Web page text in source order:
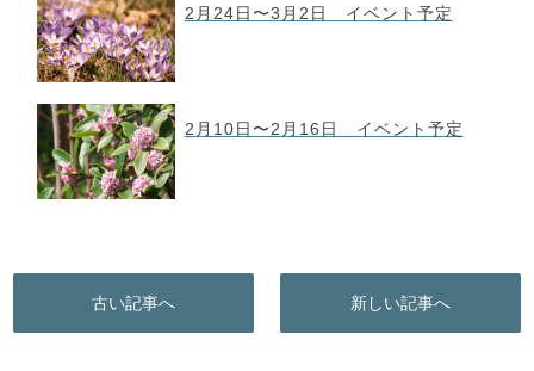
2月24日〜3月2日 イベント予定
2月10日〜2月16日 イベント予定
古い記事へ 新しい記事へ